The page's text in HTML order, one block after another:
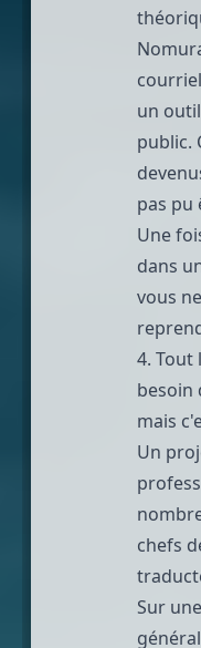
un
public.
pas pu
Une
dans
vous
4. Tout
mais
Un
chefs
Sur